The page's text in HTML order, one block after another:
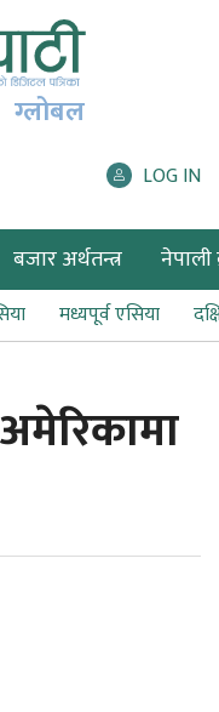
ग्लोबल
LOG IN
बजार अर्थतन्त्र नेपाली
मध्यपूर्व एसिया